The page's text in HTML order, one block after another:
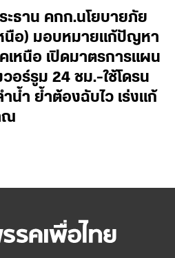
ะธาน คกก.นโยบายภัย
นือ) มอบหมายแก้ปัญหา
หนือ เปิดมาตรการแผน
อร์รูม 24 ชม.-ใช้โดรน
น้ำ ย้ำต้องฉับไว เร่งแก้
ณ